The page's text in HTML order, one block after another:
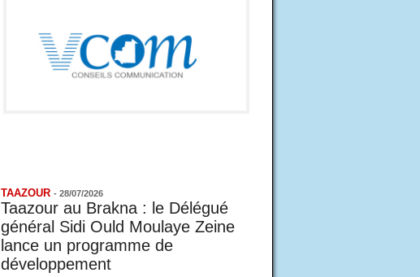
TAAZOUR - 28/07/2026
Taazour au Brakna : le Délégué
général Sidi Ould Moulaye Zeine
lance un programme de
développement